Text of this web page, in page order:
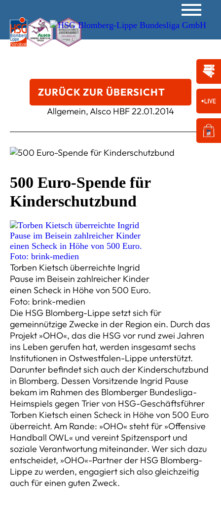
ZURÜCK ZUR ÜBERSICHT
Allgemein, Alsco HBF22.01.2014
500 Euro-Spende für
Kinderschutzbund
Torben Kietsch überreichte Ingrid
Pause im Beisein zahlreicher Kinder
einen Scheck in Höhe von 500 Euro.
Foto: brink-medien
Die HSG Blomberg-Lippe setzt sich für
gemeinnützige Zwecke in der Region ein. Durch das
Projekt »OHO«, das die HSG vor rund zwei Jahren
ins Leben gerufen hat, werden insgesamt sechs
Institutionen in Ostwestfalen-Lippe unterstützt.
Darunter befindet sich auch der Kinderschutzbund
in Blomberg. Dessen Vorsitzende Ingrid Pause
bekam im Rahmen des Blomberger Bundesliga-
Heimspiels gegen Trier von HSG-Geschäftsführer
Torben Kietsch einen Scheck in Höhe von 500 Euro
überreicht.Am Rande: »OHO« steht für »Offensive
Handball OWL« und vereint Spitzensport und
soziale Verantwortung miteinander. Wer sich dazu
entscheidet, »OHO«-Partner der HSG Blomberg-
Lippe zu werden, engagiert sich also gleichzeitig
auch für einen guten Zweck.